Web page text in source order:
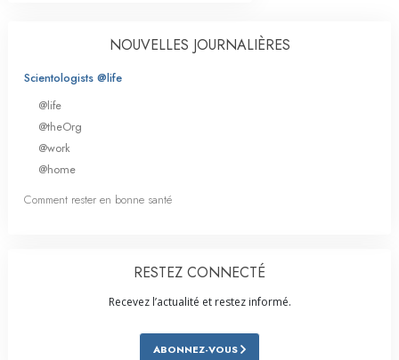
NOUVELLES JOURNALIÈRES
Scientologists @life
@life
@theOrg
@work
@home
Comment rester en bonne santé
RESTEZ CONNECTÉ
Recevez l’actualité et restez informé.
ABONNEZ-VOUS